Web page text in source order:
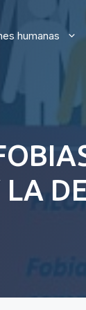
humanas
LA